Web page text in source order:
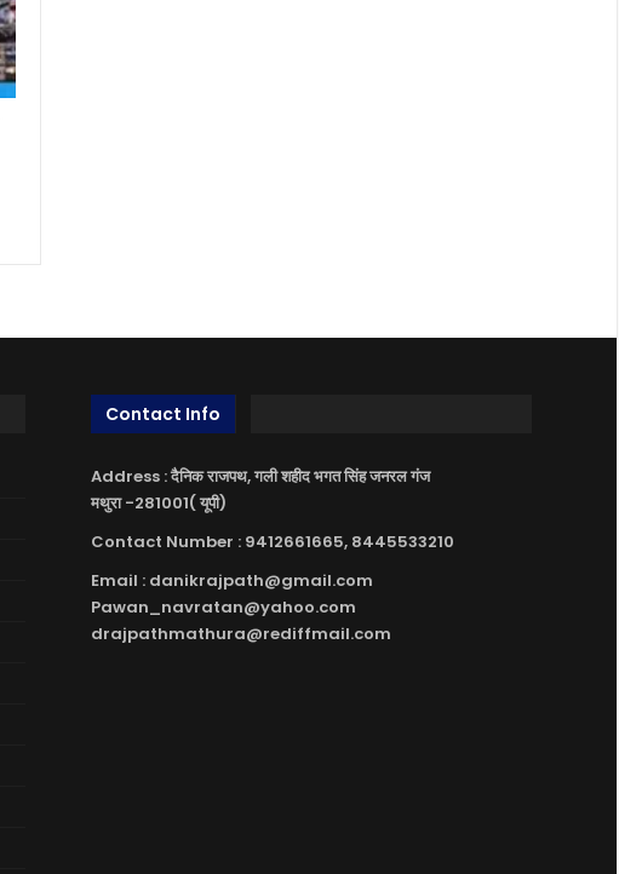
Contact Info
Address : दैनिक राजपथ, गली शहीद भगत सिंह जनरल गंज
मथुरा -281001( यूपी)
Contact Number : 9412661665, 8445533210
Email : danikrajpath@gmail.com
Pawan_navratan@yahoo.com
drajpathmathura@rediffmail.com